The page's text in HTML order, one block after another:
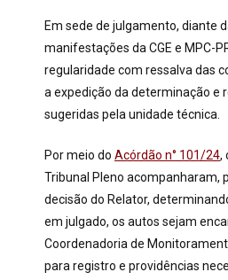
Em sede de julgamento, diante
manifestações da CGE e MPC-
regularidade com ressalva das
a expedição da determinação e
sugeridas pela unidade técnica.
Por meio do Acórdão n° 101/24,
Tribunal Pleno acompanharam,
decisão do Relator,
em julgado, os autos sejam
Coordenadoria de
para registro e providências